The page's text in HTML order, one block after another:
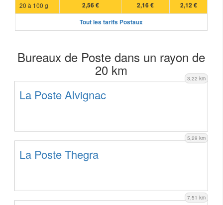
20 à 100 g
2,56 € 2,16 €
2,12 €
Tout les tarifs Postaux
Bureaux de Poste dans un rayon de
20 km 3,22 km
La Poste Alvignac
5,29 km
La Poste Thegra
7,51 km